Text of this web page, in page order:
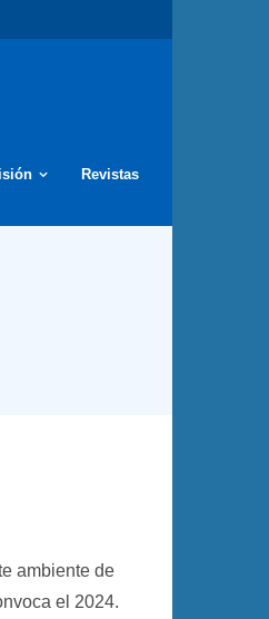
Revistas
ambiente de
el 2024.